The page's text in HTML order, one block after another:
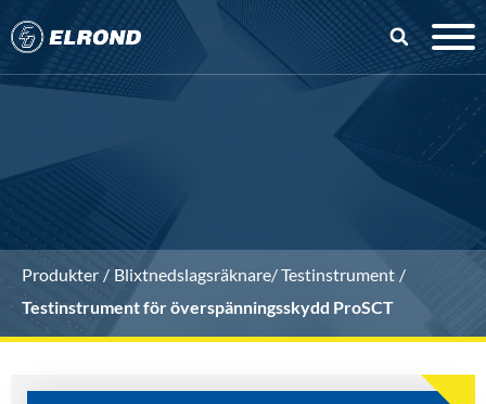
Produkter
Blixtnedslagsräknare/ Testinstrument
Testinstrument för överspänningsskydd ProSCT